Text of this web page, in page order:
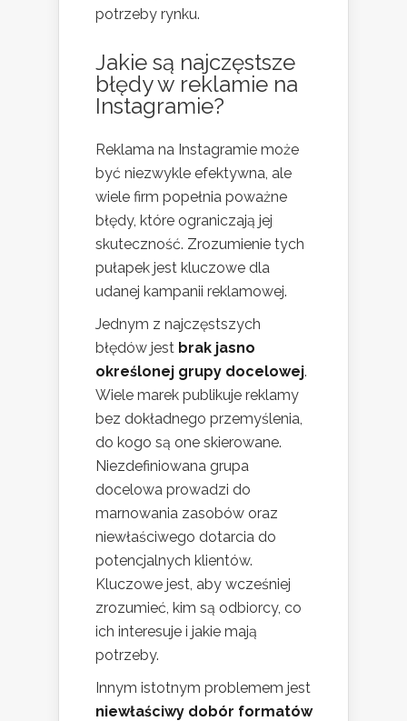
potrzeby rynku.
Jakie są najczęstsze
błędy w reklamie na
Instagramie?
Reklama na Instagramie może
być niezwykle efektywna, ale
wiele firm popełnia poważne
błędy, które ograniczają jej
skuteczność. Zrozumienie tych
pułapek jest kluczowe dla
udanej kampanii reklamowej.
Jednym z najczęstszych
błędów jest brak jasno
określonej grupy docelowej.
Wiele marek publikuje reklamy
bez dokładnego przemyślenia,
do kogo są one skierowane.
Niezdefiniowana grupa
docelowa prowadzi do
marnowania zasobów oraz
niewłaściwego dotarcia do
potencjalnych klientów.
Kluczowe jest, aby wcześniej
zrozumieć, kim są odbiorcy, co
ich interesuje i jakie mają
potrzeby.
Innym istotnym problemem jest
niewłaściwy dobór formatów